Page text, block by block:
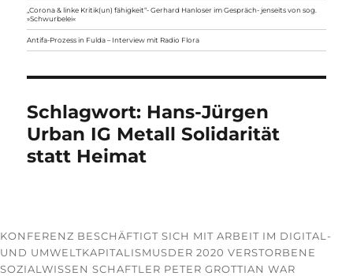
„Corona & linke Kritik(un) fähigkeit“- Gerhard Hanloser im Gespräch- jenseits von sog.
»Schwurbelei«
Antifa-Prozess in Fulda – Interview mit Radio Flora
Schlagwort: Hans-Jürgen
Urban IG Metall Solidarität
statt Heimat
KONFERENZ BESCHÄFTIGT SICH MIT ARBEIT IM DIGITAL-
UND UMWELTKAPITALISMUSDER 2020 VERSTORBENE
SOZIALWISSEN SCHAFTLER PETER GROTTIAN WAR